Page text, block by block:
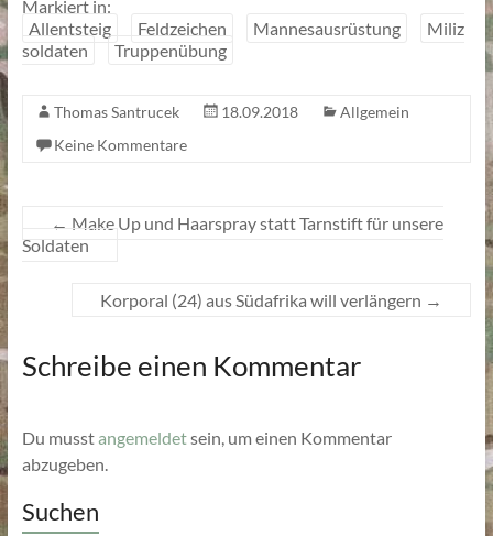
Markiert in:
Allentsteig
Feldzeichen Mannesausrüstung
Miliz
soldaten
Truppenübung
Thomas Santrucek 18.09.2018
Allgemein
Keine Kommentare
← Make Up und Haarspray statt Tarnstift für unsere
Soldaten
Korporal (24) aus Südafrika will verlängern →
Schreibe einen Kommentar
Du musstangemeldetsein, um einen Kommentar
abzugeben.
Suchen